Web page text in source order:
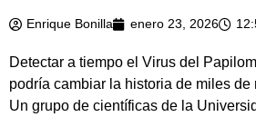
Enrique Bonilla enero 23, 2026
Detectar a tiempo el Virus del
podría cambiar la historia de miles de
Un grupo de científicas de la